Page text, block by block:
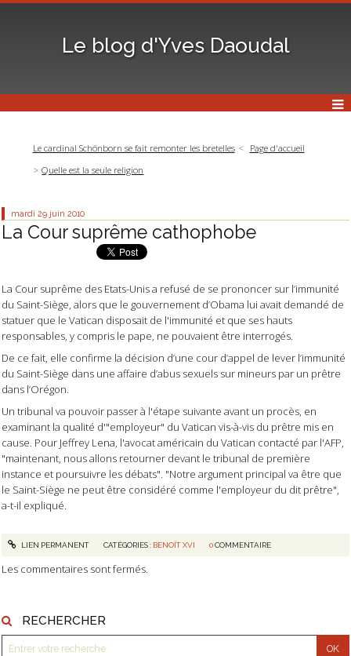
Le blog d'Yves Daoudal
RECHERCHER
Le cardinal Schönborn se fait remonter les bretelles
Page d'accueil
Quelle est la seule religion
mardi 29 juin 2010
La Cour suprême cathophobe
La Cour suprême des Etats-Unis a refusé de se prononcer sur l’immunité
du Saint-Siège, alors que le gouvernement d’Obama lui avait demandé de
statuer que le Vatican disposait de l'immunité et que ses hauts
responsables, y compris le pape, ne pouvaient être interrogés.
De ce fait, elle confirme la décision d’une cour d’appel de lever l’immunité
du Saint-Siège dans une affaire d’abus sexuels sur mineurs par un prêtre
dans l’Orégon.
Un tribunal va pouvoir passer à l'étape suivante avant un procès, en
examinant la qualité d'"employeur" du Vatican vis-à-vis du prêtre mis en
cause. Pour Jeffrey Lena, l'avocat américain du Vatican contacté par l'AFP,
"maintenant, nous allons retourner devant le tribunal de première
instance et poursuivre les débats". "Notre argument principal va être que
le Saint-Siège ne peut être considéré comme l'employeur du dit prêtre",
a-t-il expliqué.
LIEN PERMANENT CATÉGORIES : BENOÎT XVI 0COMMENTAIRE
Les commentaires sont fermés.